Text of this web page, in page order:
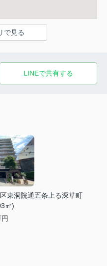
で見る
LINEで共有する
東洞院通五条上る深草町
㎡)